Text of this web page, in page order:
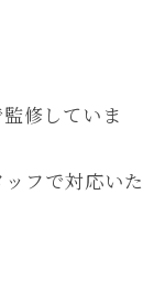
修していま
フで対応いた